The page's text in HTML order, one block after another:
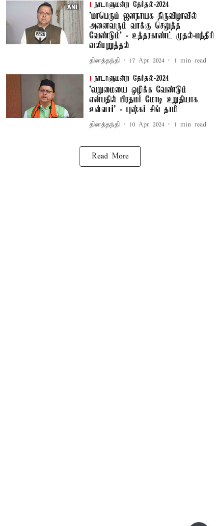
நாடாளுமன்ற தேர்தல்-2024
'மாபெரும் ஜனநாயக திருவிழாவில்
அனைவரும் வாக்கு செலுத்த
வேண்டும்' - உத்தரகாண்ட் முதல்-மந்திரி
வலியுறுத்தல்
தினத்தந்தி 17 Apr 2024 1 min read
நாடாளுமன்ற தேர்தல்-2024
'வறுமையை ஒழிக்க வேண்டும்
என்பதில் பிரதமர் மோடி உறுதியாக
உள்ளார்' - புஷ்கர் சிங் தாமி
தினத்தந்தி 10 Apr 2024 1 min read
Read More